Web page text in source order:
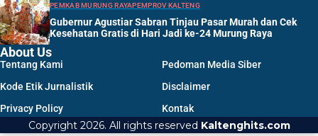
PEMKAB MURUNG RAYAPEMPROV KALTENG
Gubernur Agustiar Sabran Tinjau Pasar Murah dan Cek
Kesehatan Gratis di Hari Jadi ke-24 Murung Raya
About Us
Tentang Kami
Pedoman Media Siber
Kode Etik Jurnalistik
Disclaimer
Privacy Policy
Kontak
Copyright 2026. All rights reserved Kaltenghits.com